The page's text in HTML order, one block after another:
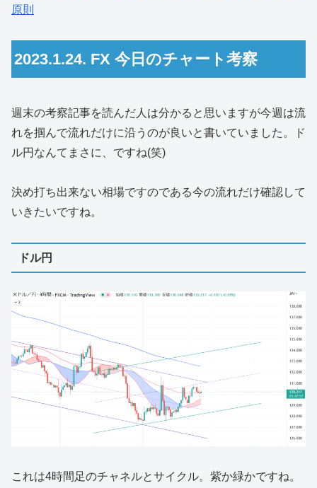
原則
2023.1.24. FX 今日のチャート考察
週末の考察記事を読んだ人は分かると思いますが今週は流
れを掴んで流れだけに沿うのが良いと書いていました。ド
ル円なんてまさに、ですね(笑)
決め打ち出来ない相場ですのである今の流れだけ確認して
いきたいですね。
ドル円
これは4時間足のチャネルとサイクル。紫か緑かですね。